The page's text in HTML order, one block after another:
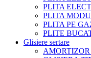
PLITA
PLITA
PLITA PE
PLITE
Glisiere sertare